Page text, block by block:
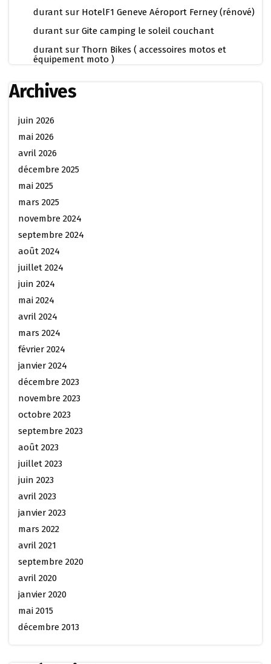
durant sur HotelF1 Geneve Aéroport Ferney (rénové)
durant sur Gite camping le soleil couchant
durant sur Thorn Bikes ( accessoires motos et
équipement moto )
Archives
juin 2026
mai 2026
avril 2026
décembre 2025
mai 2025
mars 2025
novembre 2024
septembre 2024
août 2024
juillet 2024
juin 2024
mai 2024
avril 2024
mars 2024
février 2024
janvier 2024
décembre 2023
novembre 2023
octobre 2023
septembre 2023
août 2023
juillet 2023
juin 2023
avril 2023
janvier 2023
mars 2022
avril 2021
septembre 2020
avril 2020
janvier 2020
mai 2015
décembre 2013